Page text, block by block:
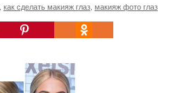
как сделать макияж глаз макияж фото глаз